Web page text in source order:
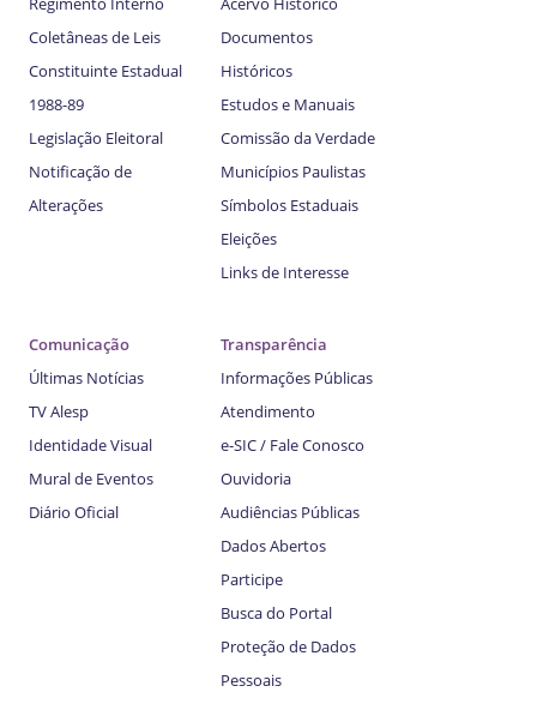
Coletâneas de Leis
Constituinte Estadual
1988-89
Legislação Eleitoral
Notificação de
Alterações
Documentos
Históricos
Estudos e Manuais
Comissão da Verdade
Municípios Paulistas
Símbolos Estaduais
Eleições
Links de Interesse
Comunicação
Últimas Notícias
TV Alesp
Identidade Visual
Mural de Eventos
Diário Oficial
Transparência
Informações Públicas
Atendimento
e-SIC / Fale Conosco
Ouvidoria
Audiências Públicas
Dados Abertos
Participe
Busca do Portal
Proteção de Dados
Pessoais